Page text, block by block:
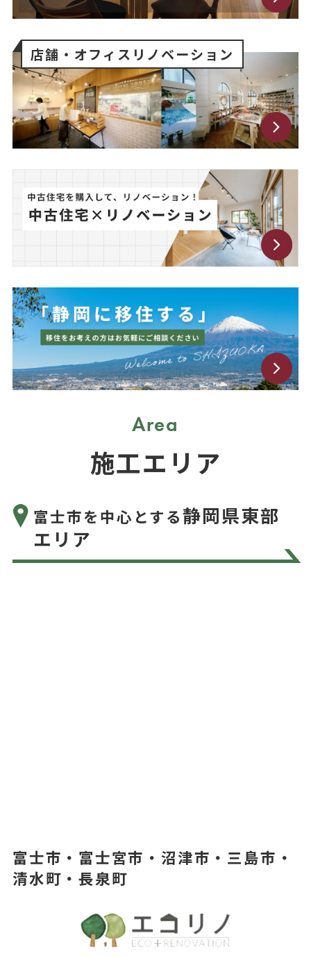
店舗・オフィス リノベーション
Area
施工エリア
富士市を中心とする静岡県東部
エリア
富士市・富士宮市・沼津市・三島市・
清水町・長泉町